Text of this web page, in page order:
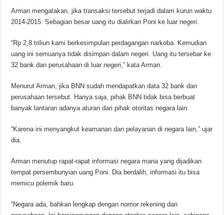
Arman mengatakan, jika transaksi tersebut terjadi dalam kurun waktu
2014-2015. Sebagian besar uang itu dialirkan Poni ke luar negeri.
“Rp 2,8 triliun kami berkesimpulan perdagangan narkoba. Kemudian
uang ini semuanya tidak disimpan dalam negeri. Uang itu tersebar ke
32 bank dan perusahaan di luar negeri,” kata Arman.
Menurut Arman, jika BNN sudah mendapatkan data 32 bank dan
perusahaan tersebut. Hanya saja, pihak BNN tidak bisa berbuat
banyak lantaran adanya aturan dari pihak otoritas negara lain.
“Karena ini menyangkut keamanan dan pelayanan di negara lain,” ujar
dia.
Arman menutup rapat-rapat informasi negara mana yang dijadikan
tempat persembunyian uang Poni. Dia berdalih, informasi itu bisa
memicu polemik baru.
“Negara ada, bahkan lengkap dengan nomor rekening dan